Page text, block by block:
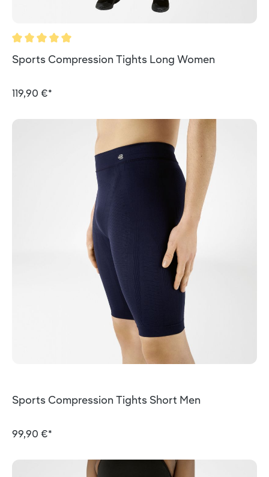
Valutazione media di 5 su 5 stelle
Sports Compression Tights Long Women
119,90 €*
Sports Compression Tights Short Men
99,90 €*